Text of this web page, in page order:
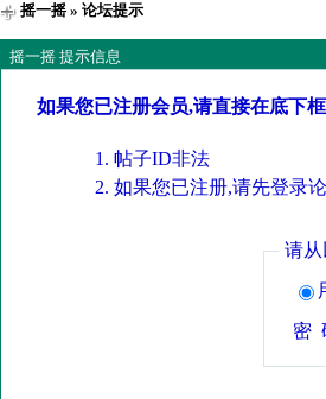
摇一摇» 论坛提示
摇一摇 提示信息
如果您已注册会员,请直接在底下
帖子ID非法
如果您已注册,请先登录
请
密